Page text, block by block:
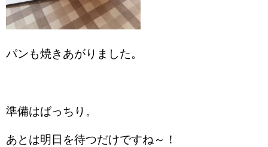
パンも焼きあがりました。
準備はばっちり。
あとは明日を待つだけですね～！